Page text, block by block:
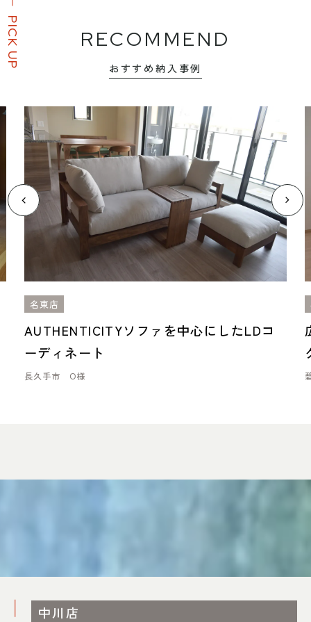
PICK UP RECOMMEND
おすすめ納入事例
名東店
AUTHENTICITYソファを中心にしたLDコ
ーディネート
長久手市 O様
中川店